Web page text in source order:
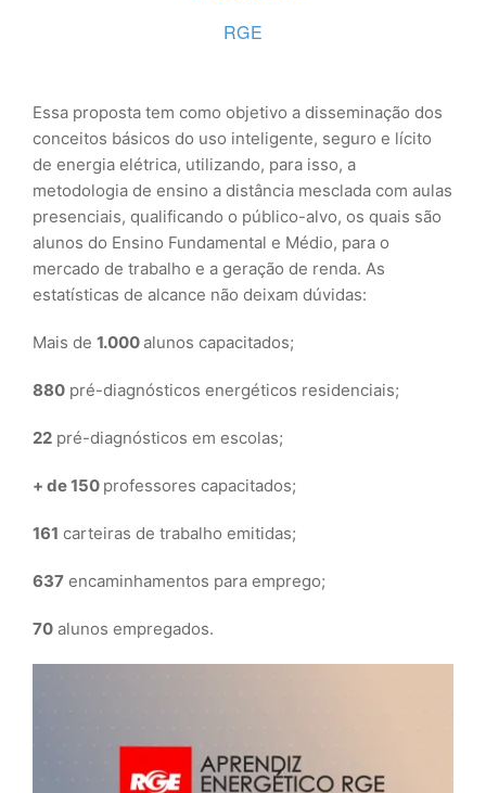
RGE
Essa proposta tem como objetivo a disseminação dos
conceitos básicos do uso inteligente, seguro e lícito
de energia elétrica, utilizando, para isso, a
metodologia de ensino a distância mesclada com aulas
presenciais, qualificando o público-alvo, os quais são
alunos do Ensino Fundamental e Médio, para o
mercado de trabalho e a geração de renda. As
estatísticas de alcance não deixam dúvidas:
Mais de 1.000alunos capacitados;
880 pré-diagnósticos energéticos residenciais;
22 pré-diagnósticos em escolas;
+ de 150 professores capacitados;
161 carteiras de trabalho emitidas;
637 encaminhamentos para emprego;
70 alunos empregados.